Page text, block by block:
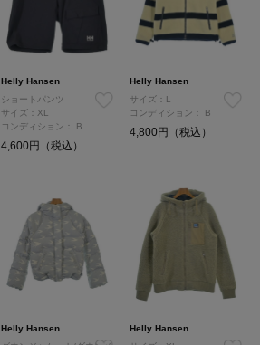
Helly Hansen
ショートパンツ
サイズ：XL
コンディション：
B
4,600円（税込）
Helly Hansen
サイズ：L
コンディション：
B
4,800円（税込）
Helly Hansen
Helly Hansen